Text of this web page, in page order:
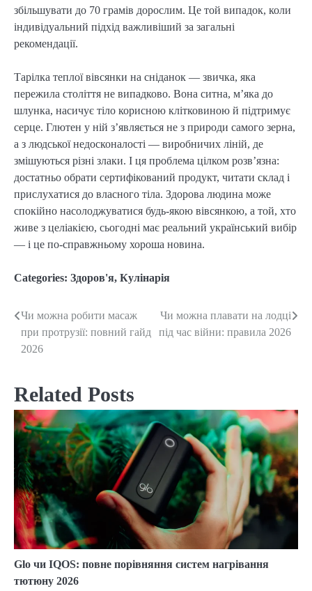
збільшувати до 70 грамів дорослим. Це той випадок, коли
індивідуальний підхід важливіший за загальні
рекомендації.
Тарілка теплої вівсянки на сніданок — звичка, яка
пережила століття не випадково. Вона ситна, м’яка до
шлунка, насичує тіло корисною клітковиною й підтримує
серце. Глютен у ній з’являється не з природи самого зерна,
а з людської недосконалості — виробничих ліній, де
змішуються різні злаки. І ця проблема цілком розв’язна:
достатньо обрати сертифікований продукт, читати склад і
прислухатися до власного тіла. Здорова людина може
спокійно насолоджуватися будь-якою вівсянкою, а той, хто
живе з целіакією, сьогодні має реальний український вибір
— і це по-справжньому хороша новина.
Categories: Здоров'я, Кулінарія
Post
navigation
Чи можна робити масаж
при протрузії: повний гайд
2026
Чи можна плавати на лодці
під час війни: правила 2026
Related Posts
Glo чи IQOS: повне порівняння систем нагрівання
тютюну 2026